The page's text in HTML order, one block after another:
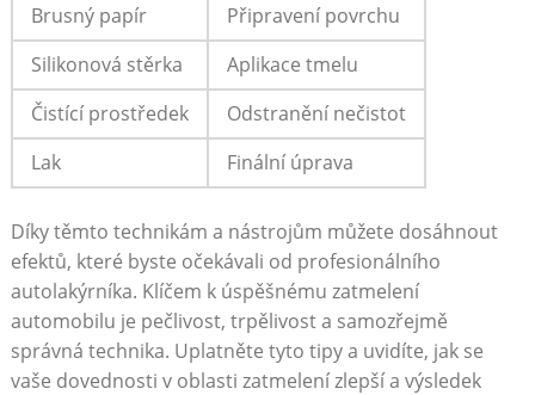
Brusný papír
Připravení povrchu
Silikonová stěrka
Aplikace tmelu
Čistící ⁢prostředek
Odstranění ‌nečistot
Lak
Finální ⁣úprava
Díky těmto technikám a ‌nástrojům můžete dosáhnout
efektů, ​které byste očekávali ‍od ⁤profesionálního
autolakýrníka. Klíčem⁣ k úspěšnému zatmelení
automobilu je ⁤pečlivost, trpělivost a ⁢samozřejmě
správná ‌technika. ⁢Uplatněte tyto⁣ tipy a uvidíte, jak se
vaše dovednosti v oblasti zatmelení zlepší a výsledek